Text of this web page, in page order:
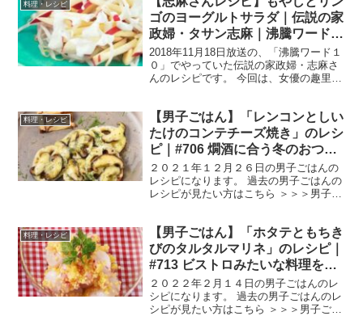
ビ（フィレ）...
料理・レシピ
ゴのヨーグルトサラダ｜伝説の家
政婦・タサン志麻｜沸騰ワード１
０
2018年11月18日放送の、「沸騰ワード１
０」でやっていた伝説の家政婦・志麻さ
んのレシピです。 今回は、女優の趣里さ
さんの満腹フルコース」をテーマに志麻
さんが料理を作...
料理・レシピ
【男子ごはん】「レンコンとしい
たけのコンテチーズ焼き」のレシ
ピ｜#706 燗酒に合う冬のおつま
み
２０２１年１２月２６日の男子ごはんの
レシピになります。 過去の男子ごはんの
レシピが見たい方はこちら ＞＞＞男子ご
典：） 材料 レンコン １節いぶりがっ
こ 適量しいたけ ...
料理・レシピ
【男子ごはん】「ホタテともちき
びのタルタルマリネ」のレシピ｜
#713 ビストロみたいな料理を作
ろう
２０２２年２月１４日の男子ごはんのレ
シピになります。 過去の男子ごはんのレ
シピが見たい方はこちら ＞＞＞男子ごは